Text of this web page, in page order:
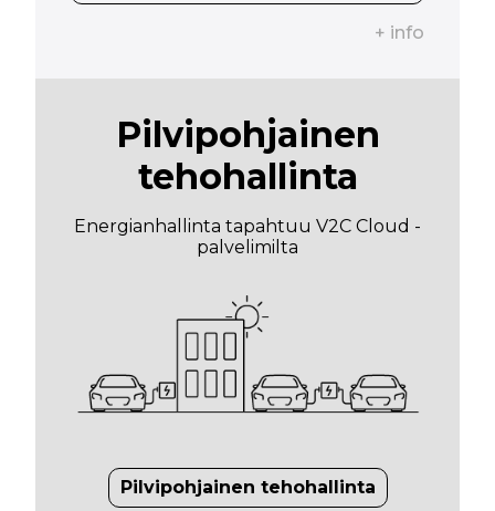
+ info
Pilvipohjainen
tehohallinta
Energianhallinta tapahtuu V2C Cloud -
palvelimilta
Pilvipohjainen tehohallinta